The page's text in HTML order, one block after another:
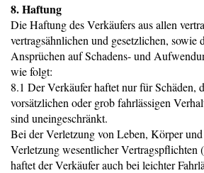
8. Haftung
Die Haftung des Verkäufers aus allen
vertragsähnlichen und gesetzlichen, sowie
Ansprüchen auf Schadens- und
wie folgt:
8.1 Der Verkäufer haftet nur für Schäden,
vorsätzlichen oder grob fahrlässigen
sind uneingeschränkt.
Bei der Verletzung von Leben, Körper
Verletzung wesentlicher
haftet der Verkäufer auch bei leichter